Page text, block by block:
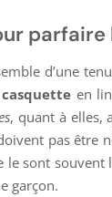
parfaire
d’une
casquette en
, quant à elles,
pas être
sont
garçon.